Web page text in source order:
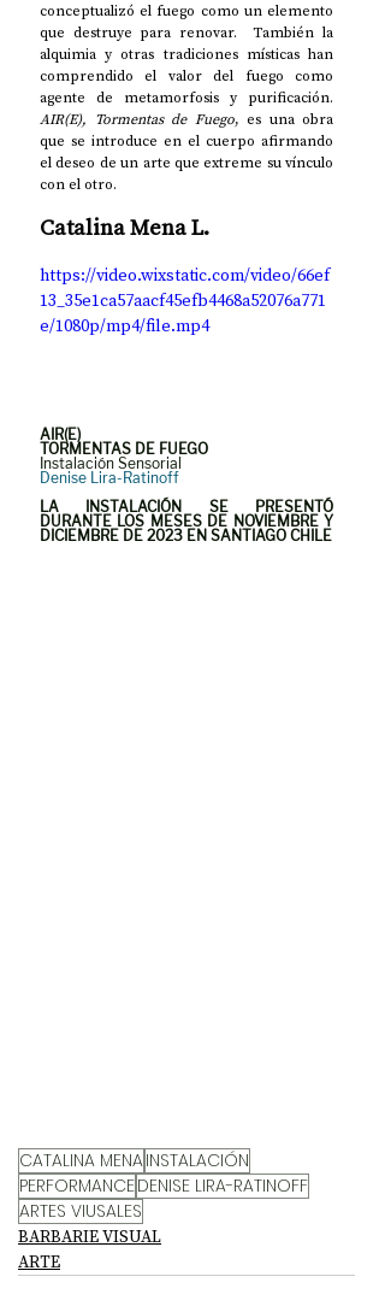
conceptualizó el fuego como un elemento
que destruye para renovar.  También la
alquimia y otras tradiciones místicas han
comprendido el valor del fuego como
AIR(E), Tormentas de Fuego, es una obra
que se introduce en el cuerpo afirmando
el deseo de un arte que extreme su vínculo
con el otro.
Catalina Mena L.
https://video.wixstatic.com/video/66ef
13_35e1ca57aacf45efb4468a52076a771
e/1080p/mp4/file.mp4
AIR(E)
TORMENTAS DE FUEGO
Instalación Sensorial
Denise Lira-Ratinoff
LA INSTALACIÓN SE PRESENTÓ
DURANTE LOS MESES DE NOVIEMBRE Y
DICIEMBRE DE 2023 EN SANTIAGO CHILE
CATALINA MENAINSTALACIÓN
PERFORMANCEDENISE LIRA-RATINOFF
ARTES VIUSALES
BARBARIE VISUAL
ARTE